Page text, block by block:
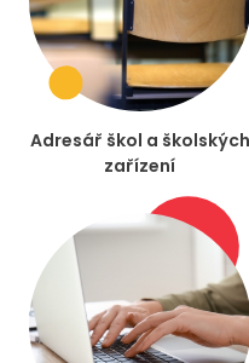
Adresář škol a školských
zařízení